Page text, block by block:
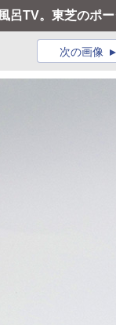
呂TV。東芝のポ
次の画像